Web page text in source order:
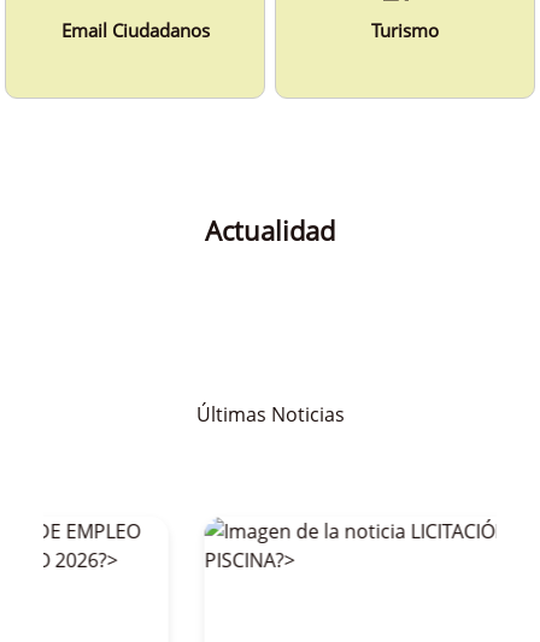
Email Ciudadanos Turismo
Actualidad
Últimas Noticias